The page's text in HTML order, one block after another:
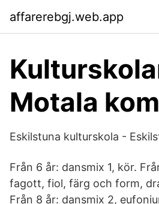
affarerebgj.web.app
Motala
Eskilstuna kulturskola -
Från 6 år: dansmix 1, kör.
fagott, fiol, färg och form,
Från 8 år: dansmix 2,